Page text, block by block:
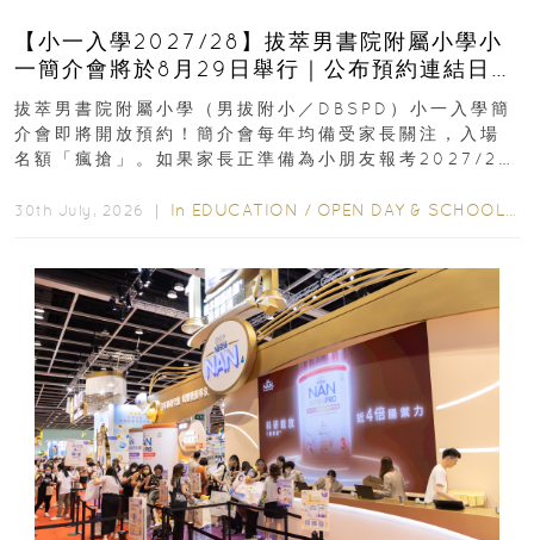
【小一入學2027/28】拔萃男書院附屬小學小
一簡介會將於8月29日舉行｜公布預約連結日期
｜更設有網上重溫
拔萃男書院附屬小學（男拔附小／DBSPD）小一入學簡
介會即將開放預約！簡介會每年均備受家長關注，入場
名額「瘋搶」。如果家長正準備為小朋友報考2027/28
30th July, 2026 ｜ In EDUCATION / OPEN DAY & SCHOOL EVENTS